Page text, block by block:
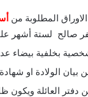
المطلوبة من
صالح لستة أشهر
بيضاء عدد ٢ وتكون احترافية اي بمركز تصوير
الولادة او
دفتر العائلة ويكون